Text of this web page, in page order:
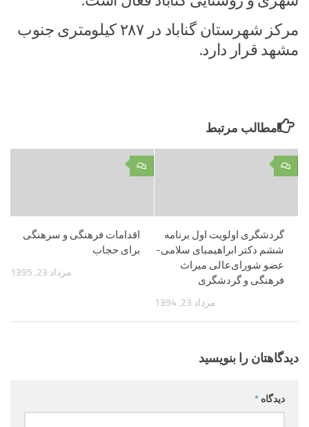
مرکز شهرستان گناباد در ۲۸۷ کیلومتری جنوب
مشهد قرار دارد.
مطالب مرتبط
۰
اقدامات فرهنگی و سرهنگی
برای حجاب
مرداد 23, 1395
۰
گردشگری اولویت اول برنامه
ششم دکتر ابراهیمبای سلامی-
عضو شورای‌عالی میراث
فرهنگی و گردشگری
مرداد 23, 1394
دیدگاهتان را بنویسید
دیدگاه *